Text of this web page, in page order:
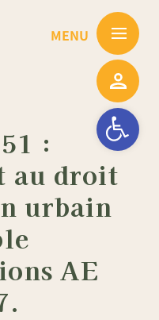
Ouvrir la
:
au droit
urbain
AE